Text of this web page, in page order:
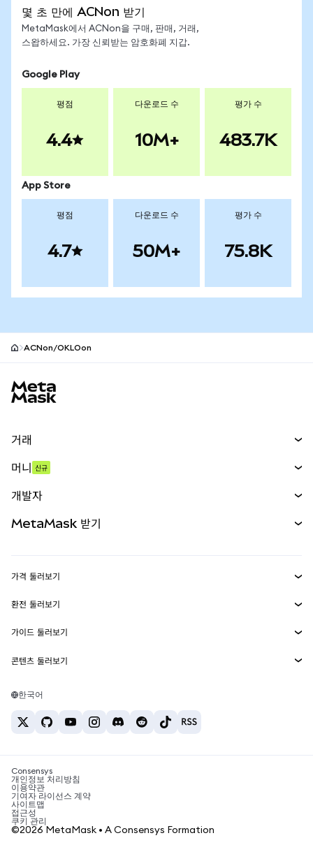
몇 초 만에 ACNon 받기
MetaMask에서 ACNon을 구매, 판매, 거래,
스왑하세요. 가장 신뢰받는 암호화폐 지갑.
Google Play
평점
4.4
다운로드 수
10M+
평가 수
483.7K
App Store
평점
4.7
다운로드 수
50M+
평가 수
75.8K
ACNon/OKLOon
거래
무기한 선물
실물자산
머니 신규
개발자
MetaMask Connect
Snaps
웹3 서비스
MetaMask 받기
보안
고객 지원
채용
가격 둘러보기
이더리움 가격
솔라나 가격
테더 가격
환전 둘러보기
ETH를 USD로 환전
USDT를 INR로 환전
BTC를 INR로 환전
ETH를 USDT로 환전
가이드 둘러보기
ETH 매수
USDT 매수
SHIB 매수
BNB 매수
콘텐츠 둘러보기
솔라나 지갑
암호화폐 세금 뉴스
암호화폐 매수 방법
비트코인 매도 방법
한국어
Consensys
개인정보 처리방침
이용약관
기여자 라이선스 계약
사이트맵
접근성
쿠키 관리
©2026 MetaMask • A Consensys Formation